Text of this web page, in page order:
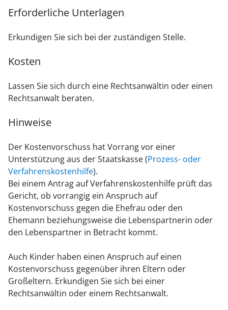
Erforderliche Unterlagen
Erkundigen Sie sich bei der zuständigen Stelle.
Kosten
Lassen Sie sich durch eine Rechtsanwältin oder einen
Rechtsanwalt beraten.
Hinweise
Der Kostenvorschuss hat Vorrang vor einer
Unterstützung aus der Staatskasse (Prozess- oder
Verfahrenskostenhilfe).
Bei einem Antrag auf Verfahrenskostenhilfe prüft das
Gericht, ob vorrangig ein Anspruch auf
Kostenvorschuss gegen die Ehefrau oder den
Ehemann beziehungsweise die Lebenspartnerin oder
den Lebenspartner in Betracht kommt.
Auch Kinder haben einen Anspruch auf einen
Kostenvorschuss gegenüber ihren Eltern oder
Großeltern. Erkundigen Sie sich bei einer
Rechtsanwältin oder einem Rechtsanwalt.